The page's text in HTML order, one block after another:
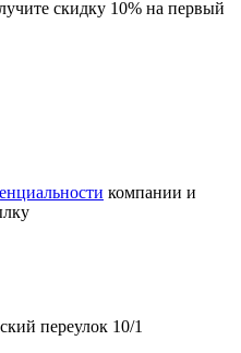
скидку 10% на первый
компании и
переулок 10/1